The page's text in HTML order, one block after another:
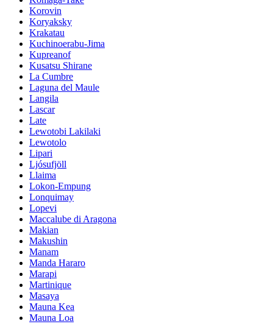
Korovin
Koryaksky
Krakatau
Kuchinoerabu-Jima
Kupreanof
Kusatsu Shirane
La Cumbre
Laguna del Maule
Langila
Lascar
Late
Lewotobi Lakilaki
Lewotolo
Lipari
Ljósufjöll
Llaima
Lokon-Empung
Lonquimay
Lopevi
Maccalube di Aragona
Makian
Makushin
Manam
Manda Hararo
Marapi
Martinique
Masaya
Mauna Kea
Mauna Loa